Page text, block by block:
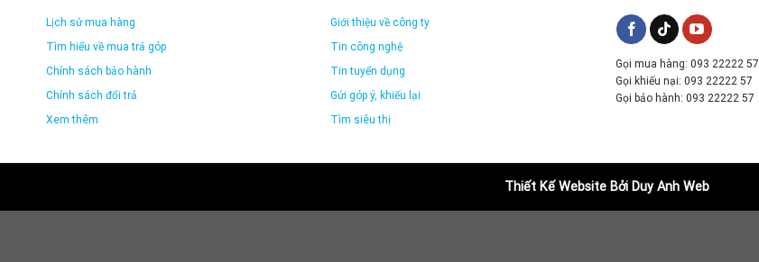
Lịch sử mua hàng
Tìm hiểu về mua trả góp
Chính sách bảo hành
Chính sách đổi trả
Xem thêm
Giới thiệu về công ty
Tin công nghệ
Tin tuyển dụng
Gửi góp ý, khiếu lại
Tìm siêu thị
Gọi mua hàng: 093 22222 57
Gọi khiếu nại: 093 22222 57
Gọi bảo hành: 093 22222 57
Thiết Kế Website Bởi Duy Anh Web